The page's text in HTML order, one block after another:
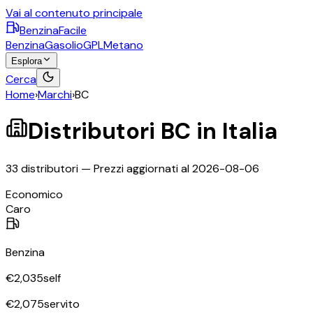
Vai al contenuto principale
BenzinaFacile
BenzinaGasolioGPLMetano
Esplora
Cerca
Home›Marchi›BC
Distributori BC in Italia
33 distributori — Prezzi aggiornati al2026-08-06
Economico
Caro
Benzina
€2,035self
€2,075servito